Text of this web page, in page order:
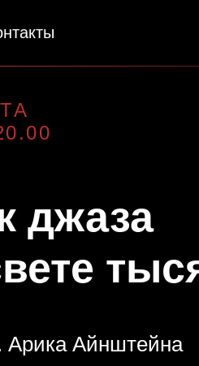
джаза
Арика Айнштейна